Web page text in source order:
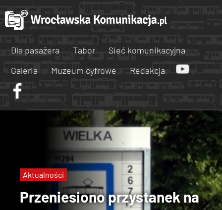
Dla pasażera Tabor
Sieć komunikacyjna
Galeria
Muzeum cyfrowe Redakcja
Przeniesiono przystanek na
Aktualności